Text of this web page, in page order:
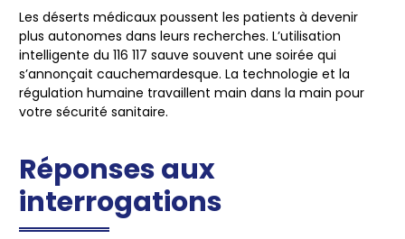
Les déserts médicaux poussent les patients à devenir
plus autonomes dans leurs recherches. L’utilisation
intelligente du 116 117 sauve souvent une soirée qui
s’annonçait cauchemardesque. La technologie et la
régulation humaine travaillent main dans la main pour
votre sécurité sanitaire.
Réponses aux
interrogations